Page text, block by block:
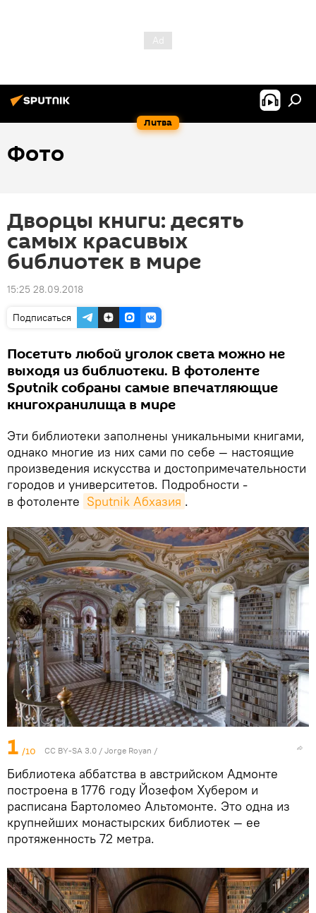
Литва
Фото
Дворцы книги: десять
самых красивых
библиотек в мире
15:25 28.09.2018
Подписаться
Посетить любой уголок света можно не
выходя из библиотеки. В фотоленте
Sputnik собраны самые впечатляющие
книгохранилища в мире
Эти библиотеки заполнены уникальными книгами,
однако многие из них сами по себе — настоящие
произведения искусства и достопримечательности
городов и университетов. Подробности -
в фотоленте Sputnik Абхазия .
1 /10 CC BY-SA 3.0 / Jorge Royan /
Библиотека аббатства в австрийском Адмонте
построена в 1776 году Йозефом Хубером и
расписана Бартоломео Альтомонте. Это одна из
крупнейших монастырских библиотек — ее
протяженность 72 метра.